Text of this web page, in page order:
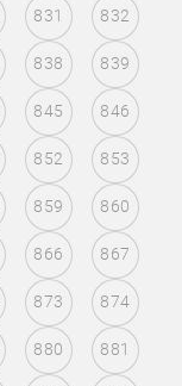
831 832
838 839
845 846
852 853
859 860
866 867
873 874
880 881